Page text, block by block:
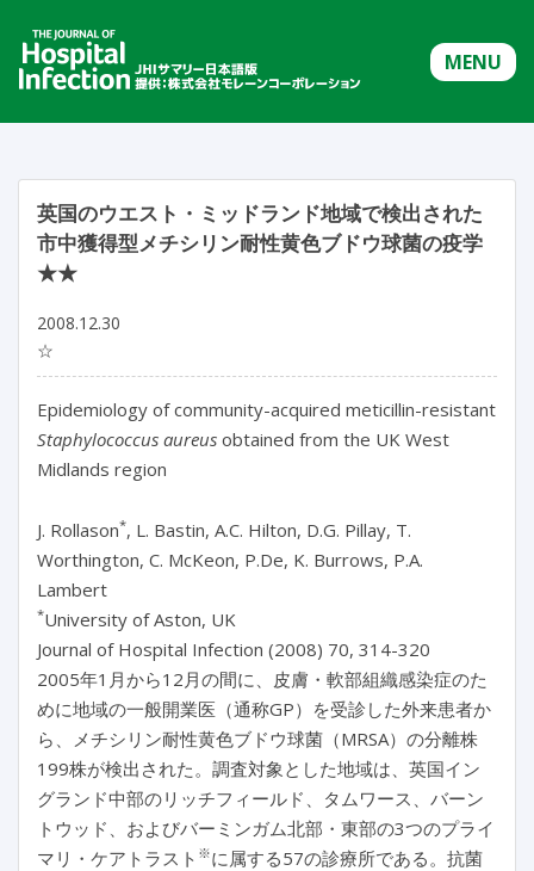
MENU
英国のウエスト・ミッドランド地域で検出された
市中獲得型メチシリン耐性黄色ブドウ球菌の疫学
★★
2008.12.30
☆
Epidemiology of community-acquired meticillin-resistant
Staphylococcus aureus obtained from the UK West
Midlands region
J. Rollason*, L. Bastin, A.C. Hilton, D.G. Pillay, T.
Worthington, C. McKeon, P.De, K. Burrows, P.A.
Lambert
*University of Aston, UK
Journal of Hospital Infection (2008) 70, 314-320
2005年1月から12月の間に、皮膚・軟部組織感染症のた
めに地域の一般開業医（通称GP）を受診した外来患者か
ら、メチシリン耐性黄色ブドウ球菌（MRSA）の分離株
199株が検出された。調査対象とした地域は、英国イン
グランド中部のリッチフィールド、タムワース、バーン
トウッド、およびバーミンガム北部・東部の3つのプライ
マリ・ケアトラスト ※に属する57の診療所である。抗菌